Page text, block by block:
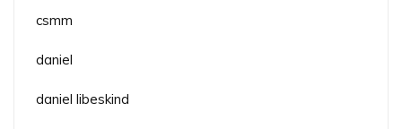
csmm
daniel
daniel libeskind